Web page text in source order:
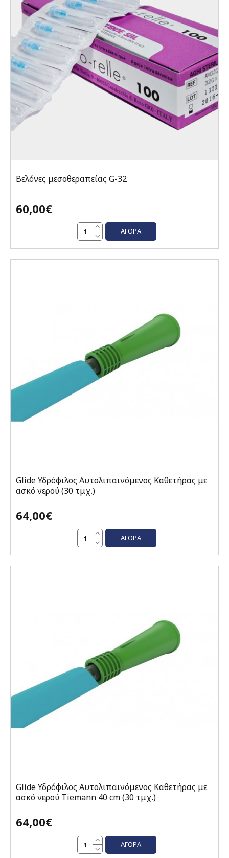
Βελόνες μεσοθεραπείας G-32
60,00€
ΑΓΟΡΆ
Glide Υδρόφιλος Αυτολιπαινόμενος Καθετήρας με
ασκό νερού (30 τμχ.)
64,00€
ΑΓΟΡΆ
Glide Υδρόφιλος Αυτολιπαινόμενος Καθετήρας με
ασκό νερού Tiemann 40 cm (30 τμχ.)
64,00€
ΑΓΟΡΆ